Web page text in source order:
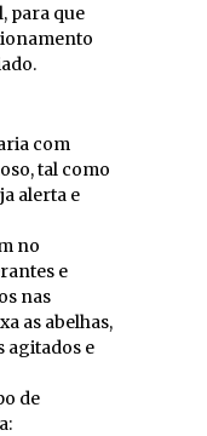
para que
com
tal como
alerta e
no
e
nas
as abelhas,
agitados e
de